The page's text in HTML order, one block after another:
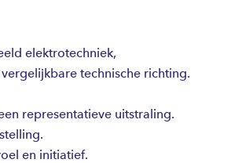
elektrotechniek,
technische richting.
representatieve uitstraling.
en initiatief.